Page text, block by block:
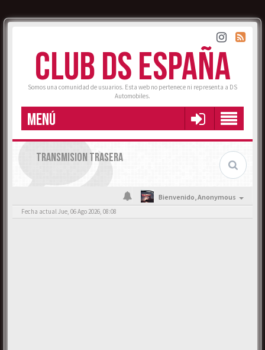
CLUB DS ESPAÑA
Somos una comunidad de usuarios. Esta web no pertenece ni representa a DS
Automobiles.
MENÚ
TRANSMISION TRASERA
Bienvenido,Anonymous
Fecha actual Jue, 06 Ago 2026, 08:08